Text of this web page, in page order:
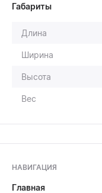
Габариты
Длина
Ширина
Высота
Вес
НАВИГАЦИЯ
Главная